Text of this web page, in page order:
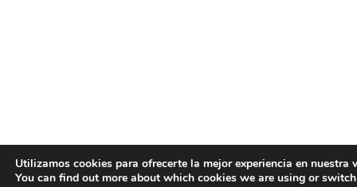
Utilizamos cookies para ofrecerte la mejor experiencia en nuestra
You can find out more about which cookies we are using or